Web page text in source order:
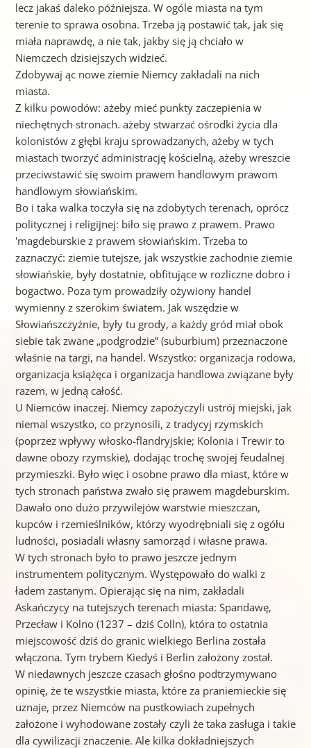
lecz jakaś daleko późniejsza. W ogóle miasta na tym
terenie to sprawa osobna. Trzeba ją postawić tak, jak się
miała naprawdę, a nie tak, jakby się ją chciało w
Niemczech dzisiejszych widzieć.
Zdobywaj ąc nowe ziemie Niemcy zakładali na nich
miasta.
Z kilku powodów: ażeby mieć punkty zaczepienia w
niechętnych stronach. ażeby stwarzać ośrodki życia dla
kolonistów z głębi kraju sprowadzanych, ażeby w tych
miastach tworzyć administrację kościelną, ażeby wreszcie
przeciwstawić się swoim prawem handlowym prawom
handlowym słowiańskim.
Bo i taka walka toczyła się na zdobytych terenach, oprócz
politycznej i religijnej: biło się prawo z prawem. Prawo
'magdeburskie z prawem słowiańskim. Trzeba to
zaznaczyć: ziemie tutejsze, jak wszystkie zachodnie ziemie
słowiańskie, były dostatnie, obfitujące w rozliczne dobro i
bogactwo. Poza tym prowadziły ożywiony handel
wymienny z szerokim światem. Jak wszędzie w
Słowiańszczyźnie, były tu grody, a każdy gród miał obok
siebie tak zwane „podgrodzie” (suburbium) przeznaczone
właśnie na targi, na handel. Wszystko: organizacja rodowa,
organizacja książęca i organizacja handlowa związane były
razem, w jedną całość.
U Niemców inaczej. Niemcy zapożyczyli ustrój miejski, jak
niemal wszystko, co przynosili, z tradycyj rzymskich
(poprzez wpływy włosko-flandryjskie; Kolonia i Trewir to
dawne obozy rzymskie), dodając trochę swojej feudalnej
przymieszki. Było więc i osobne prawo dla miast, które w
tych stronach państwa zwało się prawem magdeburskim.
Dawało ono dużo przywilejów warstwie mieszczan,
kupców i rzemieślników, którzy wyodrębniali się z ogółu
ludności, posiadali własny samorząd i własne prawa.
W tych stronach było to prawo jeszcze jednym
instrumentem politycznym. Występowało do walki z
ładem zastanym. Opierając się na nim, zakładali
Askańczycy na tutejszych terenach miasta: Spandawę,
Przecław i Kolno (1237 – dziś Colln), która to ostatnia
miejscowość dziś do granic wielkiego Berlina została
włączona. Tym trybem Kiedyś i Berlin założony został.
W niedawnych jeszcze czasach głośno podtrzymywano
opinię, że te wszystkie miasta, które za praniemieckie się
uznaje, przez Niemców na pustkowiach zupełnych
założone i wyhodowane zostały czyli że taka zasługa i takie
dla cywilizacji znaczenie. Ale kilka dokładniejszych